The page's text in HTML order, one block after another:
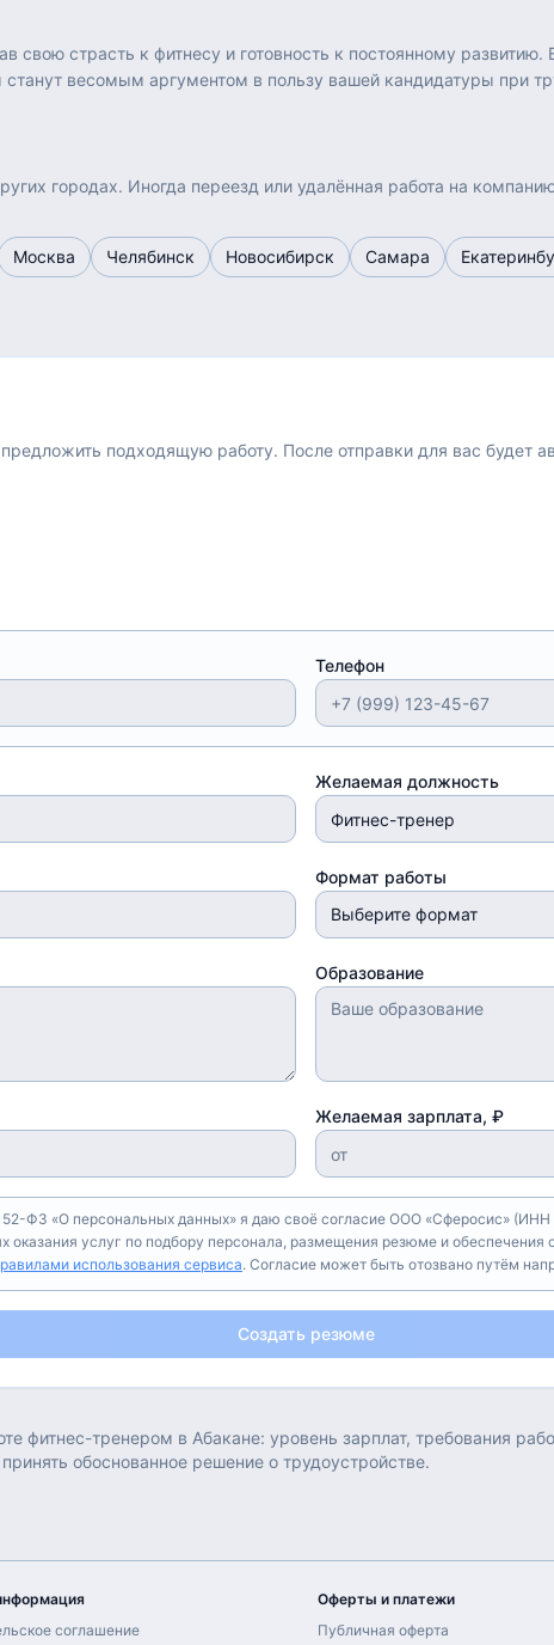
страсть к фитнесу и готовность к постоянному развитию.
весомым аргументом в пользу вашей кандидатуры при
городах. Иногда переезд или удалённая работа на
Москва Челябинск Новосибирск Самара
предложить подходящую работу. После отправки для вас будет
Телефон
Желаемая должность
Формат работы
Выберите формат
Образование
Желаемая зарплата, ₽
ФЗ «О персональных данных» я даю своё согласие ООО «Сферосис»
оказания услуг по подбору персонала, размещения резюме и обеспечения
использования сервиса. Согласие может быть отозвано путём
Создать резюме
фитнес-тренером в Абакане: уровень зарплат, требования
обоснованное решение о трудоустройстве.
соглашение
Оферты и платежи
Публичная оферта